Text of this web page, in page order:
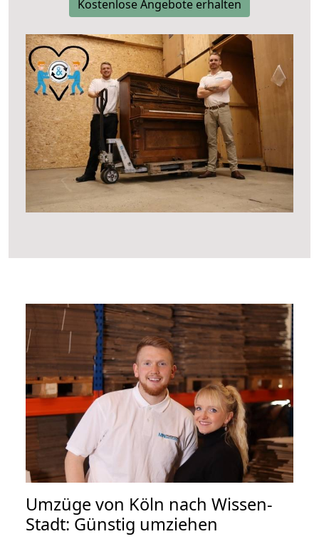
Kostenlose Angebote erhalten
Umzüge von Köln nach Wissen-
Stadt: Günstig umziehen